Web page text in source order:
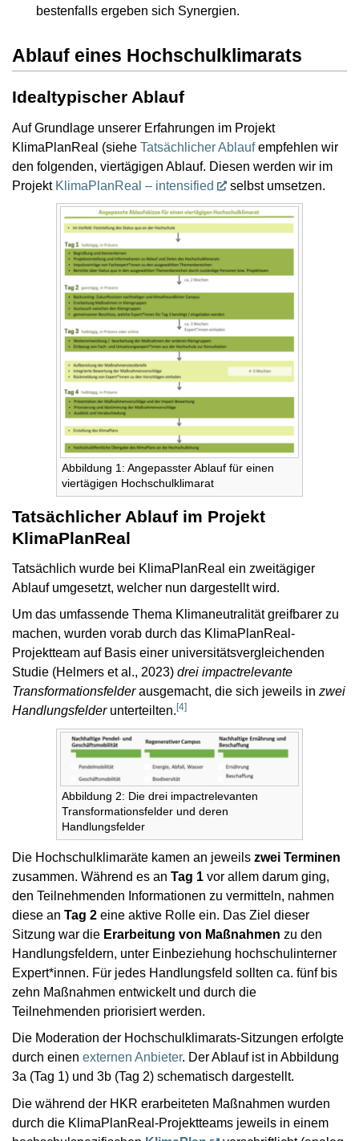
bestenfalls ergeben sich Synergien.
Ablauf eines Hochschulklimarats
Idealtypischer Ablauf
Auf Grundlage unserer Erfahrungen im Projekt
KlimaPlanReal (siehe Tatsächlicher Ablaufempfehlen wir
den folgenden, viertägigen Ablauf. Diesen werden wir im
Projekt KlimaPlanReal – intensified selbst umsetzen.
Abbildung 1: Angepasster Ablauf für einen
viertägigen Hochschulklimarat
Tatsächlicher Ablauf im Projekt
KlimaPlanReal
Tatsächlich wurde bei KlimaPlanReal ein zweitägiger
Ablauf umgesetzt, welcher nun dargestellt wird.
Um das umfassende Thema Klimaneutralität greifbarer zu
machen, wurden vorab durch das KlimaPlanReal-
Projektteam auf Basis einer universitätsvergleichenden
Studie (Helmers et al., 2023) drei impactrelevante
Transformationsfelderausgemacht, die sich jeweils in zwei
Handlungsfelderunterteilten. [4]
Abbildung 2: Die drei impactrelevanten
Transformationsfelder und deren
Handlungsfelder
Die Hochschulklimaräte kamen an jeweils zwei Terminen
zusammen. Während es an Tag 1 vor allem darum ging,
den Teilnehmenden Informationen zu vermitteln, nahmen
diese an Tag 2 eine aktive Rolle ein. Das Ziel dieser
Sitzung war die Erarbeitung von Maßnahmen zu den
Handlungsfeldern, unter Einbeziehung hochschulinterner
Expert*innen. Für jedes Handlungsfeld sollten ca. fünf bis
zehn Maßnahmen entwickelt und durch die
Teilnehmenden priorisiert werden.
Die Moderation der Hochschulklimarats-Sitzungen erfolgte
durch einen externen Anbieter. Der Ablauf ist in Abbildung
3a (Tag 1) und 3b (Tag 2) schematisch dargestellt.
Die während der HKR erarbeiteten Maßnahmen wurden
durch die KlimaPlanReal-Projektteams jeweils in einem